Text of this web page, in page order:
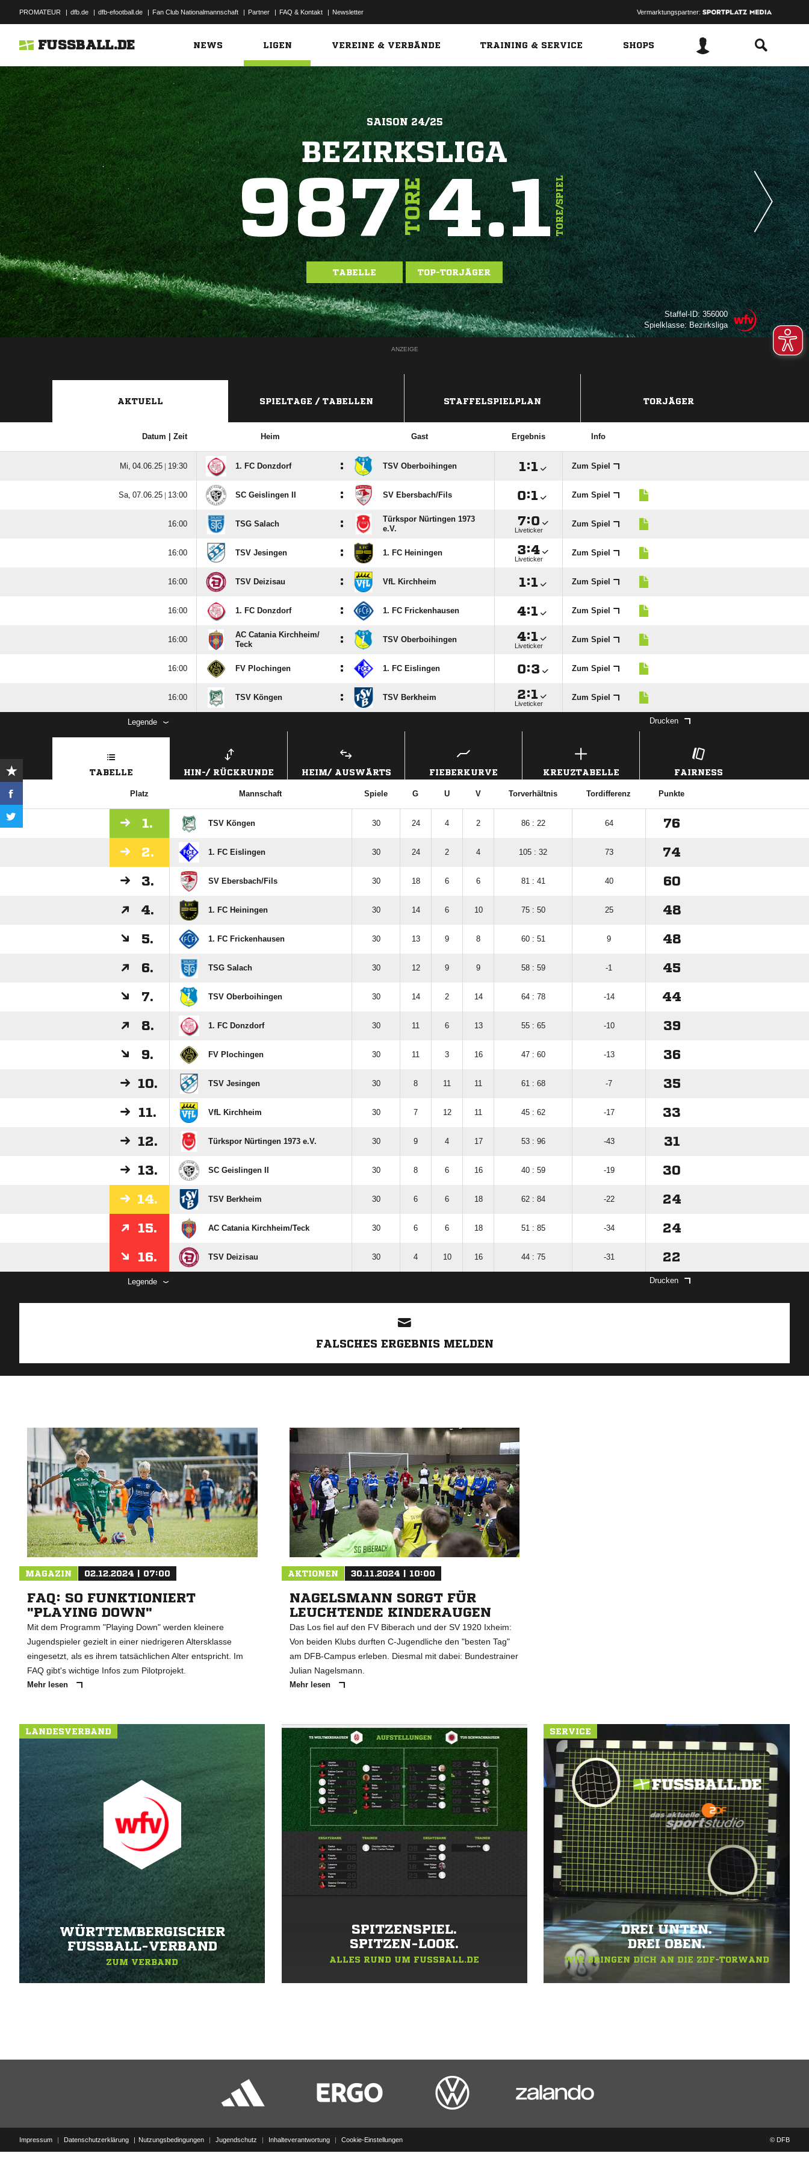
PROMATEUR | dfb.de | dfb-efootball.de | Fan Club Nationalmannschaft | Partner | FAQ & Kontakt | Newsletter Vermarktungspartner:
FUSSBALL.DE NEWS LIGEN VEREINE & VERBÄNDE TRAINING & SERVICE SHOPS
SAISON 24/25
BEZIRKSLIGA
987TORE4.1TORE/SPIEL
TABELLE TOP-TORJÄGER
Staffel-ID: 356000
Spielklasse: Bezirksliga
ANZEIGE
AKTUELL SPIELTAGE / TABELLEN STAFFELSPIELPLAN TORJÄGER
Datum | Zeit Heim Gast Ergebnis Info
  |  1. FC Donzdorf : TSV Oberboihingen : Zum Spiel
  |  SC Geislingen II : SV Ebersbach/​Fils : Zum Spiel
 TSG Salach :
Türkspor Nürtingen 1973
e.V.
:
Liveticker
Zum Spiel
 TSV Jesingen : 1. FC Heiningen :
Liveticker
Zum Spiel
 TSV Deizisau : VfL Kirchheim : Zum Spiel
 1. FC Donzdorf : 1. FC Frickenhausen : Zum Spiel

AC Catania Kirchheim/​
Teck
: TSV Oberboihingen :
Liveticker
Zum Spiel
 FV Plochingen : 1. FC Eislingen : Zum Spiel
 TSV Köngen : TSV Berkheim :
Liveticker
Zum Spiel
Legende Drucken
TABELLE HIN-/ RÜCKRUNDE HEIM/ AUSWÄRTS FIEBERKURVE KREUZTABELLE FAIRNESS
Platz Mannschaft Spiele G U V Torverhältnis Tordifferenz Punkte
1. TSV Köngen 30 24 4 2 86 : 22 64 76
2. 1. FC Eislingen 30 24 2 4 105 : 32 73 74
3. SV Ebersbach/​Fils 30 18 6 6 81 : 41 40 60
4. 1. FC Heiningen 30 14 6 10 75 : 50 25 48
5. 1. FC Frickenhausen 30 13 9 8 60 : 51 9 48
6. TSG Salach 30 12 9 9 58 : 59 -1 45
7. TSV Oberboihingen 30 14 2 14 64 : 78 -14 44
8. 1. FC Donzdorf 30 11 6 13 55 : 65 -10 39
9. FV Plochingen 30 11 3 16 47 : 60 -13 36
10. TSV Jesingen 30 8 11 11 61 : 68 -7 35
11. VfL Kirchheim 30 7 12 11 45 : 62 -17 33
12. Türkspor Nürtingen 1973 e.V. 30 9 4 17 53 : 96 -43 31
13. SC Geislingen II 30 8 6 16 40 : 59 -19 30
14. TSV Berkheim 30 6 6 18 62 : 84 -22 24
15. AC Catania Kirchheim/​Teck 30 6 6 18 51 : 85 -34 24
16. TSV Deizisau 30 4 10 16 44 : 75 -31 22
Legende Drucken
FALSCHES ERGEBNIS MELDEN
MAGAZIN 02.12.2024 | 07:00
FAQ: SO FUNKTIONIERT
"PLAYING DOWN"
Mit dem Programm "Playing Down" werden kleinere
Jugendspieler gezielt in einer niedrigeren Altersklasse
eingesetzt, als es ihrem tatsächlichen Alter entspricht. Im
FAQ gibt's wichtige Infos zum Pilotprojekt.
Mehr lesen
AKTIONEN 30.11.2024 | 10:00
NAGELSMANN SORGT FÜR
LEUCHTENDE KINDERAUGEN
Das Los fiel auf den FV Biberach und der SV 1920 Ixheim:
Von beiden Klubs durften C-Jugendliche den "besten Tag"
am DFB-Campus erleben. Diesmal mit dabei: Bundestrainer
Julian Nagelsmann.
Mehr lesen
LANDESVERBAND
WÜRTTEMBERGISCHER
FUSSBALL-VERBAND
ZUM VERBAND
SPITZENSPIEL.
SPITZEN-LOOK.
ALLES RUND UM FUSSBALL.DE
SERVICE
DREI UNTEN.
DREI OBEN.
WIR BRINGEN DICH AN DIE ZDF-TORWAND
Impressum | Datenschutzerklärung Nutzungsbedingungen | Jugendschutz | Inhalteverantwortung | Cookie-Einstellungen © DFB